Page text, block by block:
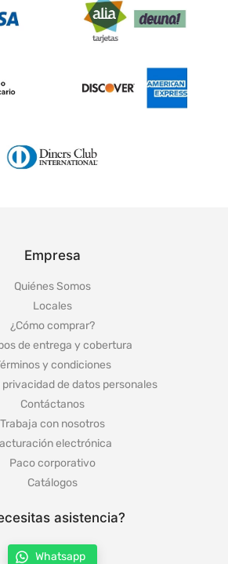
Empresa
Quiénes Somos
Locales
¿Cómo comprar?
de entrega y cobertura
y condiciones
privacidad de datos personales
Contáctanos
Trabaja con nosotros
electrónica
Paco corporativo
Catálogos
asistencia?
Whatsapp